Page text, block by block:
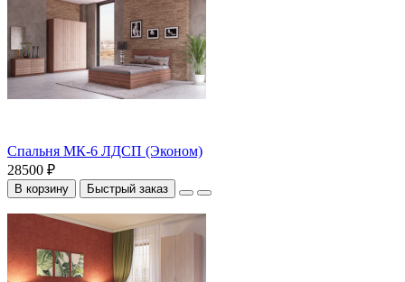
Спальня МК-6 ЛДСП (Эконом)
28500 ₽
В корзину Быстрый заказ